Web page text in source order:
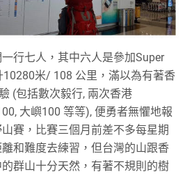
一行七人，其中六人是參加Super
米/ 108 公里，滿以為有著香
(包括數次毅行, 兩次香港
大嶼100 等等), 便勇者無懼地報
賽，比賽三個月前差不多每星期
和難度去練習，但台灣的山跟香
群山十分天然，有著不規則的樹